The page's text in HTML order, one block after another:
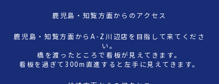
鹿児島・知覧方面からのアクセス
鹿児島・知覧方面からA-Z川辺店を目指して来てくださ
い。
橋を渡ったところで看板が見えてきます。
看板を過ぎて300m直進すると左手に見えてきます。